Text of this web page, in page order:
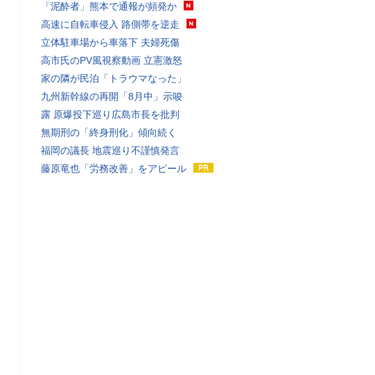
「泥酔者」熊本で通報が頻発か
高速に自転車侵入 路側帯を逆走
立体駐車場から車落下 夫婦死傷
高市氏のPV風視察動画 立憲激怒
家の隣が民泊「トラウマなった」
九州新幹線の再開「8月中」示唆
露 原爆投下巡り広島市長を批判
無期刑の「終身刑化」傾向続く
福岡の議長 地震巡り不謹慎発言
藤原竜也「労務改善」をアピール